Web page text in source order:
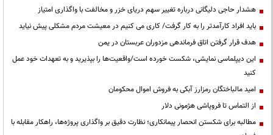
هشدار حاجی دلیگانی درباره تغییر سهم دریای خزر و مخالفت با واگذاری امتیاز
باید افراد کارآمدتر را به کار گرفت/ کاری می کنیم در معیشت مردم مشکلی پیش نیاید
هدف قرار گرفتن اتاق‌ فرماندهی مزدوران عربستان در یمن
این دیپلماسی نمایشی، شکست خورده است/واقعیت‌ها را بپذیرید و به تعهدات خود عمل
کنید
امید مالباختگان رمزارز آبکی به فروش اموال محکومان
از التماس تا فروپاشی هژمونی دلار
مطالبه برای شکستن انحصار پیمانکاری؛ نظارت دقیق بر واگذاری پروژه‌ها، راهکار مقابله با